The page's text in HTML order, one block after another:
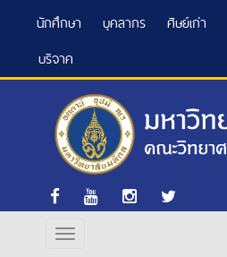
นักศึกษา บุคลากร ศิษย์เก่า
บริจาค